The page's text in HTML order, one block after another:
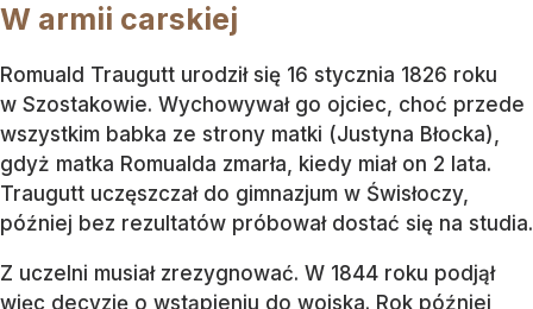
W armii carskiej
Romuald Traugutt urodził się 16 stycznia 1826 roku
w Szostakowie. Wychowywał go ojciec, choć przede
wszystkim babka ze strony matki (Justyna Błocka),
gdyż matka Romualda zmarła, kiedy miał on 2 lata.
Traugutt uczęszczał do gimnazjum w Świsłoczy,
później bez rezultatów próbował dostać się na studia.
Z uczelni musiał zrezygnować. W 1844 roku podjął
więc decyzję o wstąpieniu do wojska. Rok później